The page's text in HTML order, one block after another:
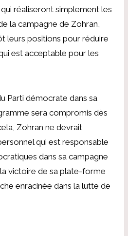
réaliseront simplement les
la campagne de Zohran,
leurs positions pour réduire
est acceptable pour les
Parti démocrate dans sa
sera compromis dès
Zohran ne devrait
qui est responsable
dans sa campagne
victoire de sa plate-forme
enracinée dans la lutte de